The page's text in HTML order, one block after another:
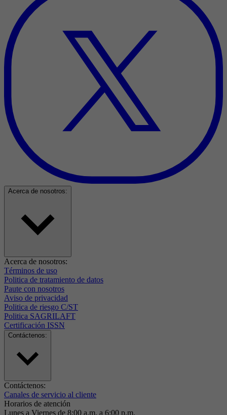
Acerca de nosotros:
Acerca de nosotros:
Términos de uso
Politica de tratamiento de datos
Paute con nosotros
Aviso de privacidad
Politica de riesgo C/ST
Politica SAGRILAFT
Certificación ISSN
Contáctenos:
Contáctenos:
Canales de servicio al cliente
Horarios de atención
Lunes a Viernes de 8:00 a.m. a 6:00 p.m.